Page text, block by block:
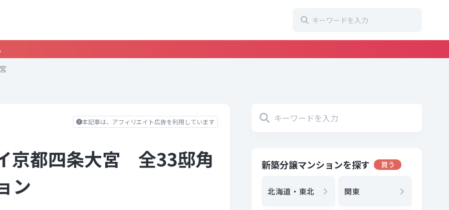
本記事は、アフィリエイト広告を利用しています
京都四条大宮 全33邸角
ン
新築分譲マンションを探す 買う
北海道・東北 関東